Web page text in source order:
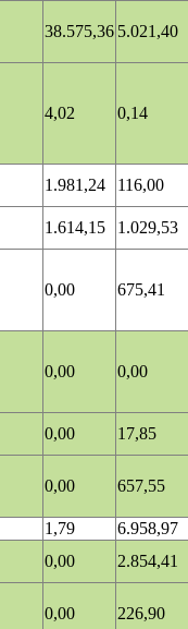
38.575,36 5.021,40
4,02 0,14
1.981,24
116,00
1.614,15
1.029,53
0,00 675,41
0,00 0,00
0,00
17,85
0,00 657,55
1,79
6.958,97
0,00
2.854,41
0,00 226,90